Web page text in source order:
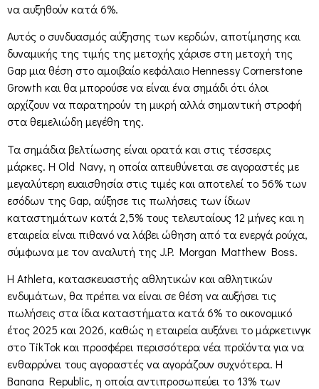
να αυξηθούν κατά 6%.
Αυτός ο συνδυασμός αύξησης των κερδών, αποτίμησης και
δυναμικής της τιμής της μετοχής χάρισε στη μετοχή της
Gap μια θέση στο αμοιβαίο κεφάλαιο Hennessy Cornerstone
Growth και θα μπορούσε να είναι ένα σημάδι ότι όλοι
αρχίζουν να παρατηρούν τη μικρή αλλά σημαντική στροφή
στα θεμελιώδη μεγέθη της.
Τα σημάδια βελτίωσης είναι ορατά και στις τέσσερις
μάρκες. Η Old Navy, η οποία απευθύνεται σε αγοραστές με
μεγαλύτερη ευαισθησία στις τιμές και αποτελεί το 56% των
εσόδων της Gap, αύξησε τις πωλήσεις των ίδιων
καταστημάτων κατά 2,5% τους τελευταίους 12 μήνες και η
εταιρεία είναι πιθανό να λάβει ώθηση από τα ενεργά ρούχα,
σύμφωνα με τον αναλυτή της J.P. Morgan Matthew Boss.
Η Athleta, κατασκευαστής αθλητικών και αθλητικών
ενδυμάτων, θα πρέπει να είναι σε θέση να αυξήσει τις
πωλήσεις στα ίδια καταστήματα κατά 6% το οικονομικό
έτος 2025 και 2026, καθώς η εταιρεία αυξάνει το μάρκετινγκ
στο TikTok και προσφέρει περισσότερα νέα προϊόντα για να
ενθαρρύνει τους αγοραστές να αγοράζουν συχνότερα. Η
Banana Republic, η οποία αντιπροσωπεύει το 13% των